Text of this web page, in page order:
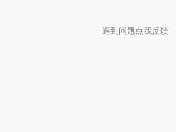
遇到问题点我反馈